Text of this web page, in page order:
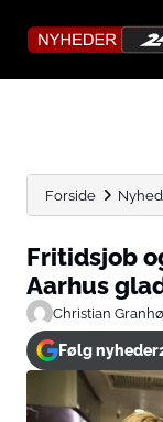
Forside
Fritidsjob
Aarhus
Christian
Følg